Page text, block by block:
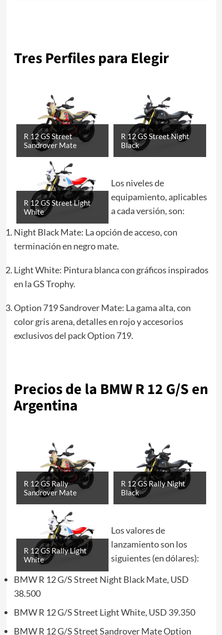
Tres Perfiles para Elegir
R 12 GS Street
Sandrover Mate
R 12 GS Street Night
Black
R 12 GS Street Light
White
Los niveles de
equipamiento, aplicables
a cada versión, son:
Night Black Mate: La opción de acceso, con
terminación en negro mate.
Light White: Pintura blanca con gráficos inspirados
en la GS Trophy.
Option 719 Sandrover Mate: La gama alta, con
color gris arena, detalles en rojo y accesorios
exclusivos del pack Option 719.
Precios de la BMW R 12 G/S en
Argentina
R 12 GS Rally
Sandrover Mate
R 12 GS Rally Night
Black
R 12 GS Rally Light
White
Los valores de
lanzamiento son los
siguientes (en dólares):
BMW R 12 G/S Street Night Black Mate, USD
38.500
BMW R 12 G/S Street Light White, USD 39.350
BMW R 12 G/S Street Sandrover Mate Option